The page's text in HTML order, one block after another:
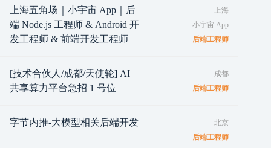
上海五角场｜小宇宙 App｜后
端 Node.js 工程师 & Android 开
发工程师 & 前端开发工程师
上海
小宇宙 App
后端工程师
[技术合伙人/成都/天使轮] AI
共享算力平台急招 1 号位
成都
后端工程师
字节内推-大模型相关后端开发
北京
后端工程师